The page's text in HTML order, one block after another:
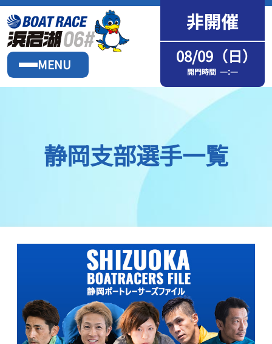
MENU 08/09（日）
開門時間 —:—
静岡支部選手一覧